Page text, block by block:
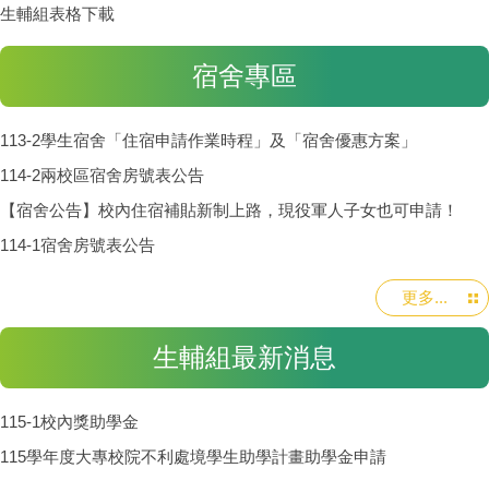
生輔組表格下載
宿舍專區
113-2學生宿舍「住宿申請作業時程」及「宿舍優惠方案」
114-2兩校區宿舍房號表公告
【宿舍公告】校內住宿補貼新制上路，現役軍人子女也可申請！
114-1宿舍房號表公告
更多...
生輔組最新消息
115-1校內獎助學金
115學年度大專校院不利處境學生助學計畫助學金申請